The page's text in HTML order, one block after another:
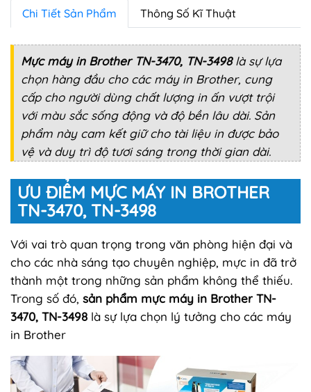
Chi Tiết Sản Phẩm Thông Số Kĩ Thuật
Mực máy in Brother TN-3470, TN-3498là sự lựa
chọn hàng đầu cho các máy in Brother, cung
cấp cho người dùng chất lượng in ấn vượt trội
với màu sắc sống động và độ bền lâu dài. Sản
phẩm này cam kết giữ cho tài liệu in được bảo
vệ và duy trì độ tươi sáng trong thời gian dài.
ƯU ĐIỂM MỰC MÁY IN BROTHER
TN-3470, TN-3498
Với vai trò quan trọng trong văn phòng hiện đại và
cho các nhà sáng tạo chuyên nghiệp, mực in đã trở
thành một trong những sản phẩm không thể thiếu.
Trong số đó, sản phẩm mực máy in Brother TN-
3470, TN-3498 là sự lựa chọn lý tưởng cho các máy
in Brother